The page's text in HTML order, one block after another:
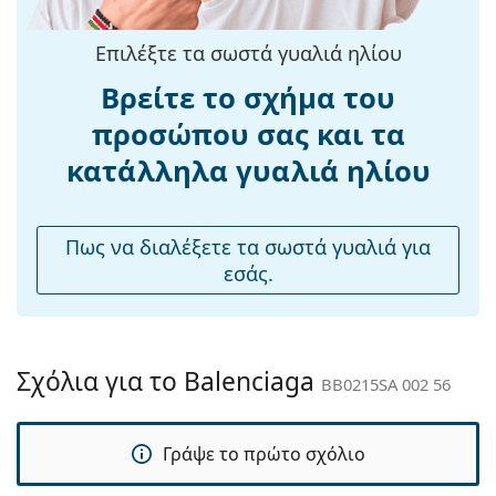
βραχίονα:
145 mm
245 γρ
μαξιλάρια
Όχι
άρθρωση:
Όχι
Αξεσουάρ
Πανί
καθαρισμού:
Ναι
Τύπος:
Γυναικεία
Επιλέξτε τα σωστά γυαλιά ηλίου
Βρείτε το σχήμα του
προσώπου σας και τα
κατάλληλα γυαλιά ηλίου
Πως να διαλέξετε τα σωστά γυαλιά για
εσάς.
Σχόλια για το Balenciaga BB0215SA 002 56
Γράψε το πρώτο σχόλιο